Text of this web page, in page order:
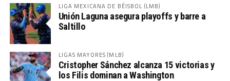
LIGA MEXICANA DE BÉISBOL (LMB)
Unión Laguna asegura playoffs y barre a
Saltillo
LIGAS MAYORES (MLB)
Cristopher Sánchez alcanza 15 victorias y
los Filis dominan a Washington